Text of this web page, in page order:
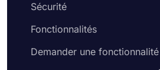
Sécurité
Fonctionnalités
Demander une fonctionnalité